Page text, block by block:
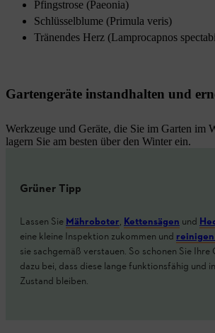
Pfingstrose (Paeonia)
Schlüsselblume (Primula veris)
Tränendes Herz (Lamprocapnos
Gartengeräte instandhalten und
Werkzeuge und Geräte, die Sie im Garten im
lagern Sie am besten über den Winter ein.
Grüner Tipp
Lassen SieMähroboter, Kettensägen und
eine kleine Inspektion zukommen und reinigen
sie sachgemäß verstauen. So schonen Sie
dazu bei, dass diese lange funktionsfähig und
Zustand bleiben.